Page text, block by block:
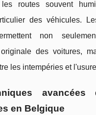
routes souvent
des véhicules.
non
originale des voitures,
les intempéries et
avancées
en Belgique